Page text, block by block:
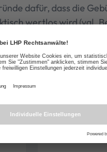
dafür, dass die
wertlos wird (vgl.
Thema